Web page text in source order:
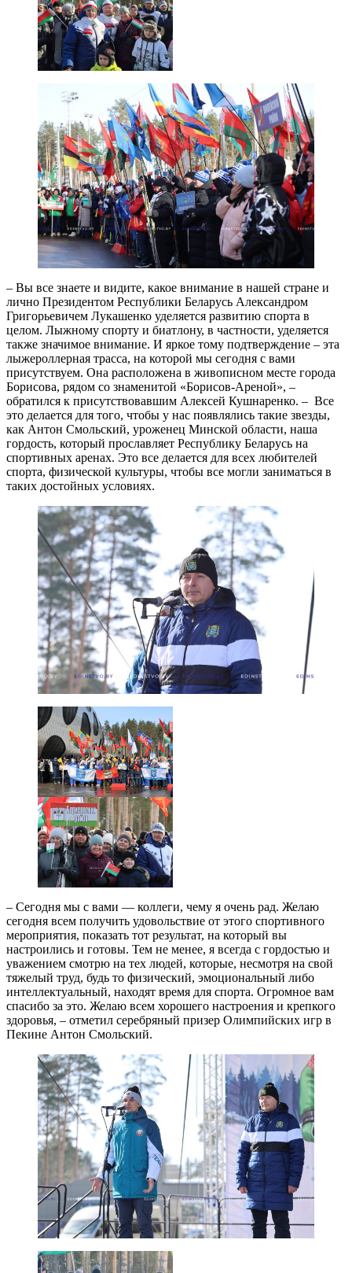
– Вы все знаете и видите, какое внимание в нашей стране и
лично Президентом Республики Беларусь Александром
Григорьевичем Лукашенко уделяется развитию спорта в
целом. Лыжному спорту и биатлону, в частности, уделяется
также значимое внимание. И яркое тому подтверждение – эта
лыжероллерная трасса, на которой мы сегодня с вами
присутствуем. Она расположена в живописном месте города
Борисова, рядом со знаменитой «Борисов-Ареной», –
обратился к присутствовавшим Алексей Кушнаренко. – Все
это делается для того, чтобы у нас появлялись такие звезды,
как Антон Смольский, уроженец Минской области, наша
гордость, который прославляет Республику Беларусь на
спортивных аренах. Это все делается для всех любителей
спорта, физической культуры, чтобы все могли заниматься в
таких достойных условиях.
– Сегодня мы с вами — коллеги, чему я очень рад. Желаю
сегодня всем получить удовольствие от этого спортивного
мероприятия, показать тот результат, на который вы
настроились и готовы. Тем не менее, я всегда с гордостью и
уважением смотрю на тех людей, которые, несмотря на свой
тяжелый труд, будь то физический, эмоциональный либо
интеллектуальный, находят время для спорта. Огромное вам
спасибо за это. Желаю всем хорошего настроения и крепкого
здоровья, – отметил серебряный призер Олимпийских игр в
Пекине Антон Смольский.